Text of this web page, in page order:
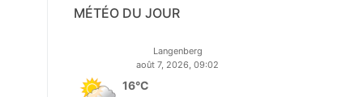
MÉTÉO DU JOUR
Langenberg
août 7, 2026, 09:02
16°C